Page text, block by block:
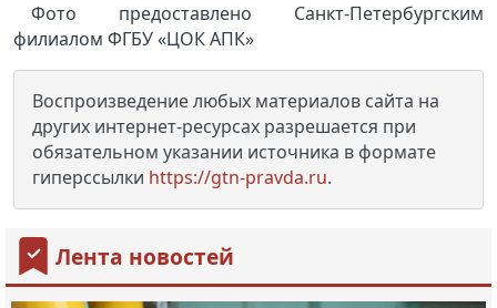
Фото предоставлено Санкт-Петербургским
филиалом ФГБУ «ЦОК АПК»
Воспроизведение любых материалов сайта на
других интернет-ресурсах разрешается при
обязательном указании источника в формате
гиперссылки https://gtn-pravda.ru.
Лента новостей